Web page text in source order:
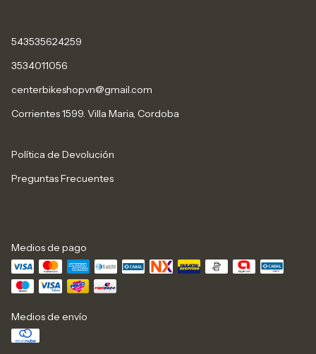
543535624259
3534011056
centerbikeshopvn@gmail.com
Corrientes 1599. Villa Maria, Cordoba
Política de Devolución
Preguntas Frecuentes
Medios de pago
Medios de envío